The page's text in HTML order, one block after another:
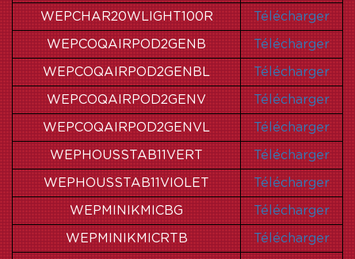
WEPCHAR20WLIGHT100R Télécharger
WEPCOQAIRPOD2GENB Télécharger
WEPCOQAIRPOD2GENBL Télécharger
WEPCOQAIRPOD2GENV Télécharger
WEPCOQAIRPOD2GENVL Télécharger
WEPHOUSSTAB11VERT Télécharger
WEPHOUSSTAB11VIOLET Télécharger
WEPMINIKMICBG Télécharger
WEPMINIKMICRTB Télécharger